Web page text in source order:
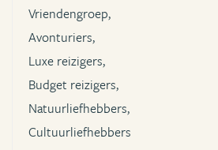
Vriendengroep,
Avonturiers,
Luxe reizigers,
Budget reizigers,
Natuurliefhebbers,
Cultuurliefhebbers